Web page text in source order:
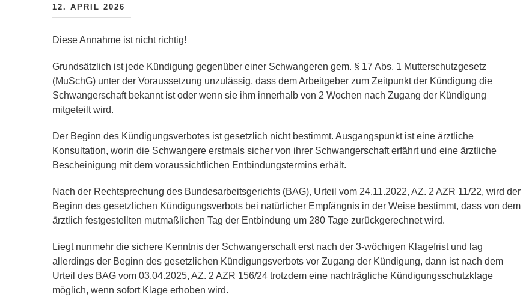
12. APRIL 2026
Diese Annahme ist nicht richtig!
Grundsätzlich ist jede Kündigung gegenüber einer Schwangeren gem. § 17 Abs. 1 Mutterschutzgesetz
(MuSchG) unter der Voraussetzung unzulässig, dass dem Arbeitgeber zum Zeitpunkt der Kündigung die
Schwangerschaft bekannt ist oder wenn sie ihm innerhalb von 2 Wochen nach Zugang der Kündigung
mitgeteilt wird.
Der Beginn des Kündigungsverbotes ist gesetzlich nicht bestimmt. Ausgangspunkt ist eine ärztliche
Konsultation, worin die Schwangere erstmals sicher von ihrer Schwangerschaft erfährt und eine ärztliche
Bescheinigung mit dem voraussichtlichen Entbindungstermins erhält.
Nach der Rechtsprechung des Bundesarbeitsgerichts (BAG), Urteil vom 24.11.2022, AZ. 2 AZR 11/22, wird der
Beginn des gesetzlichen Kündigungsverbots bei natürlicher Empfängnis in der Weise bestimmt, dass von dem
ärztlich festgestellten mutmaßlichen Tag der Entbindung um 280 Tage zurückgerechnet wird.
Liegt nunmehr die sichere Kenntnis der Schwangerschaft erst nach der 3-wöchigen Klagefrist und lag
allerdings der Beginn des gesetzlichen Kündigungsverbots vor Zugang der Kündigung, dann ist nach dem
Urteil des BAG vom 03.04.2025, AZ. 2 AZR 156/24 trotzdem eine nachträgliche Kündigungsschutzklage
möglich, wenn sofort Klage erhoben wird.